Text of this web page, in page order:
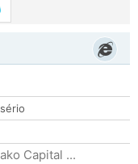
Capital ...